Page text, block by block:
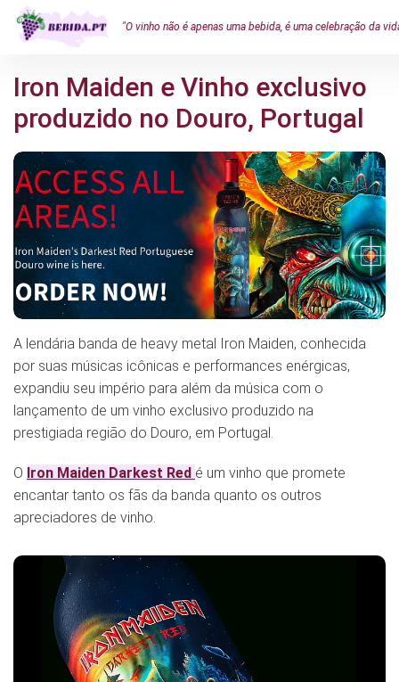
"O vinho não é apenas uma bebida, é uma celebração da
Iron Maiden e Vinho exclusivo
produzido no Douro, Portugal
A lendária banda de heavy metal Iron Maiden, conhecida
por suas músicas icônicas e performances enérgicas,
expandiu seu império para além da música com o
lançamento de um vinho exclusivo produzido na
prestigiada região do Douro, em Portugal.
O Iron Maiden Darkest Red é um vinho que promete
encantar tanto os fãs da banda quanto os outros
apreciadores de vinho.